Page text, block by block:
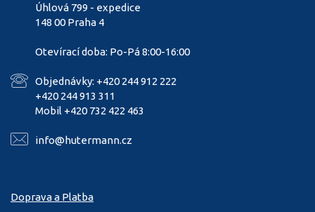
Úhlová 799 - expedice
148 00 Praha 4
Otevírací doba: Po-Pá 8:00-16:00
Objednávky: +420 244 912 222
+420 244 913 311
Mobil +420 732 422 463
info@hutermann.cz
Doprava a Platba